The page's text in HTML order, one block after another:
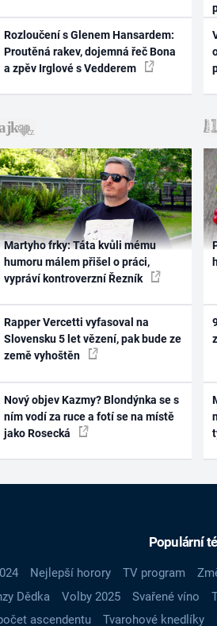
Rozloučení s Glenem Hansardem:
Proutěná rakev, dojemná řeč Bona
a zpěv Irglové s Vedderem
Martyho frky: Táta kvůli mému
humoru málem přišel o práci,
vypráví kontroverzní Řezník
Rapper Vercetti vyfasoval na
Slovensku 5 let vězení, pak bude ze
země vyhoštěn
Nový objev Kazmy? Blondýnka se s
ním vodí za ruce a fotí se na místě
jako Rosecká
Populární
Nejlepší horory TV program
Dědka Volby 2025 Svařené víno
ascendentu
Tvarohové knedlíky